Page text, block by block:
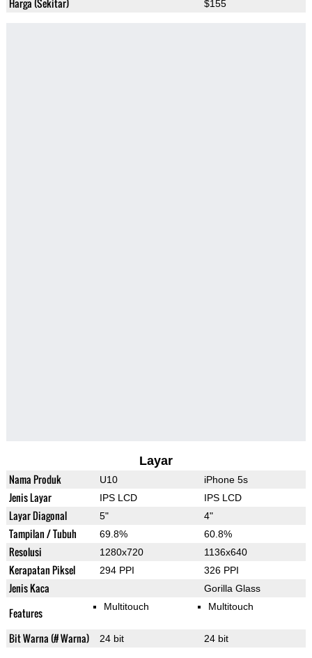
Harga (Sekitar) $155
Layar
Nama Produk U10 iPhone 5s
Jenis Layar IPS LCD IPS LCD
Layar Diagonal 5" 4"
Tampilan / Tubuh 69.8% 60.8%
Resolusi 1280x720 1136x640
Kerapatan Piksel 294 PPI 326 PPI
Jenis Kaca Gorilla Glass
Features Multitouch Multitouch
Bit Warna (# Warna) 24 bit 24 bit